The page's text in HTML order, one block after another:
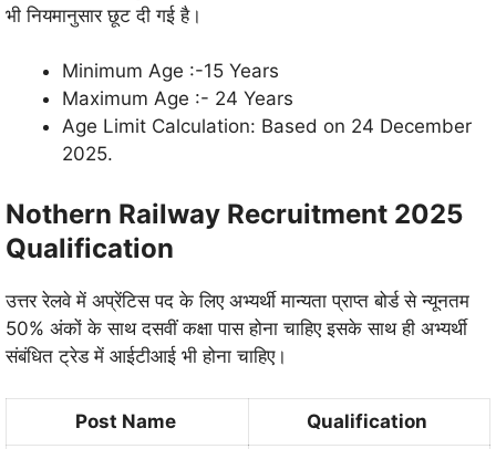
भी नियमानुसार छूट दी गई है।
Minimum Age :-15 Years
Maximum Age :- 24 Years
Age Limit Calculation: Based on 24 December
2025.
Nothern Railway Recruitment 2025
Qualification
उत्तर रेलवे में अप्रेंटिस पद के लिए अभ्यर्थी मान्यता प्राप्त बोर्ड से न्यूनतम
50% अंकों के साथ दसवीं कक्षा पास होना चाहिए इसके साथ ही अभ्यर्थी
संबंधित ट्रेड में आईटीआई भी होना चाहिए।
Post Name Qualification